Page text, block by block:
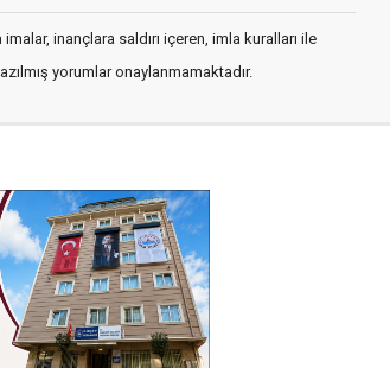
inançlara saldırı içeren, imla kuralları ile
yorumlar onaylanmamaktadır.